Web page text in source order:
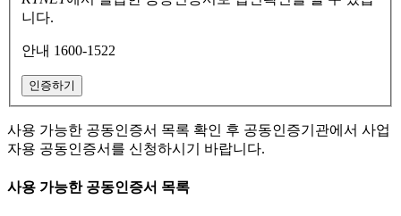
니다.
안내 1600-1522
인증하기
사용 가능한 공동인증서 목록 확인 후 공동인증기관에서 사업
자용 공동인증서를 신청하시기 바랍니다.
사용 가능한 공동인증서 목록